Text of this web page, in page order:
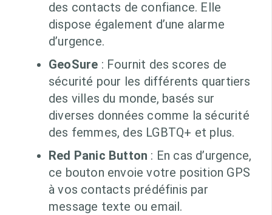
des contacts de confiance. Elle
dispose également d’une alarme
d’urgence.
GeoSure : Fournit des scores de
sécurité pour les différents quartiers
des villes du monde, basés sur
diverses données comme la sécurité
des femmes, des LGBTQ+ et plus.
Red Panic Button : En cas d’urgence,
ce bouton envoie votre position GPS
à vos contacts prédéfinis par
message texte ou email.